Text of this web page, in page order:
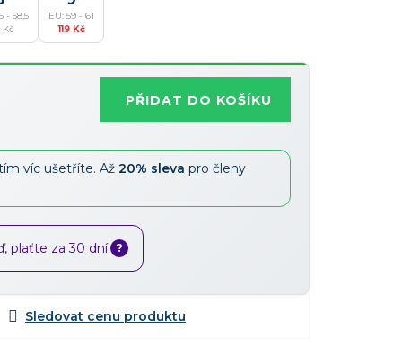
- 58,5
Kč
EU: 59 - 61
119 Kč
PŘIDAT DO KOŠÍKU
víc ušetříte. Až 20% sleva pro členy
plaťte za 30 dní. ?